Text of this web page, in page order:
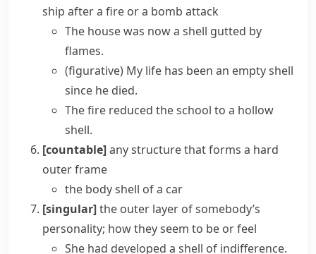
ship after a fire or a bomb attack
The house was now a shell gutted by
flames.
(figurative) My life has been an empty shell
since he died.
The fire reduced the school to a hollow
shell.
[countable]any structure that forms a hard
outer frame
the body shell of a car
[singular]the outer layer of somebody’s
personality; how they seem to be or feel
She had developed a shell of indifference.